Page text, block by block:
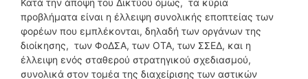
προβλήματα είναι η έλλειψη συνολικής εποπτείας των
φορέων που εμπλέκονται, δηλαδή των οργάνων της
διοίκησης, των ΦοΔΣΑ, των ΟΤΑ, των ΣΣΕΔ, και η
έλλειψη ενός σταθερού στρατηγικού σχεδιασμού,
συνολικά στον τομέα της διαχείρισης των αστικών